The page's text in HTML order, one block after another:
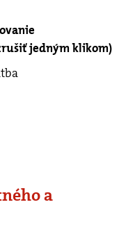
jedným klikom)
a